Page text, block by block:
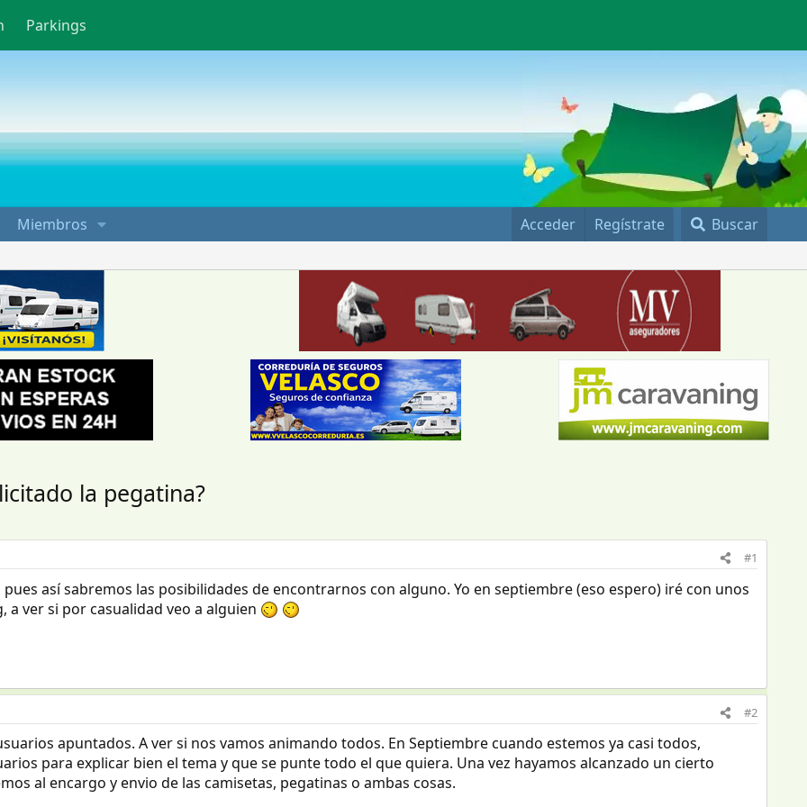
Parkings
Miembros Acceder Regístrate Buscar
la pegatina?
#1
así sabremos las posibilidades de encontrarnos con alguno. Yo en septiembre (eso espero) iré con unos
a ver si por casualidad veo a alguien
#2
apuntados. A ver si nos vamos animando todos. En Septiembre cuando estemos ya casi todos,
para explicar bien el tema y que se punte todo el que quiera. Una vez hayamos alcanzado un cierto
al encargo y envio de las camisetas, pegatinas o ambas cosas.